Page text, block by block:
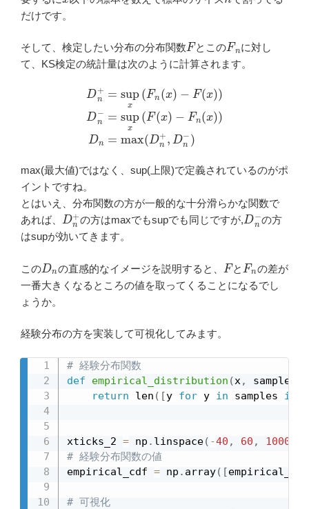
だけです。
そして、検定したい分布の分布関数 FとこのFn に対し
て、KS検定の統計量は次のように計算されます。
supx −F x )D −= sup
−Fn = max D +,D n−
max(最大値)ではなく、sup(上限)で定義されているのがポ
イントですね。
とはいえ、分布関数の方が一般的な十分滑らかな関数で
あれば、
Dn+
の方はmaxでもsupでも同じですが,Dn−
の方
はsupが効いてきます。
このDn の直感的なイメージを説明すると、 Fと Fn の差が
一番大きくなるところの値を取ってくることになるでし
ょうか。
経験分布の方を実装して可視化してみます。
# 経験分布関数
def
empirical_distribution (x, samples
return len ( [y for y in samples if
xticks_2 = np . linspace( -40 , 60 , 100001
# 経験分布関数の値
empirical_cdf = np . array( [
# 可視化